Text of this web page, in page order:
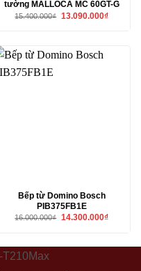
tường MALLOCA MC 60GT-G
15.400.000₫ Giá
13.090.000₫Giá
Bếp từ Domino Bosch
PIB375FB1E
16.000.000₫ Giá
14.300.000₫Giá